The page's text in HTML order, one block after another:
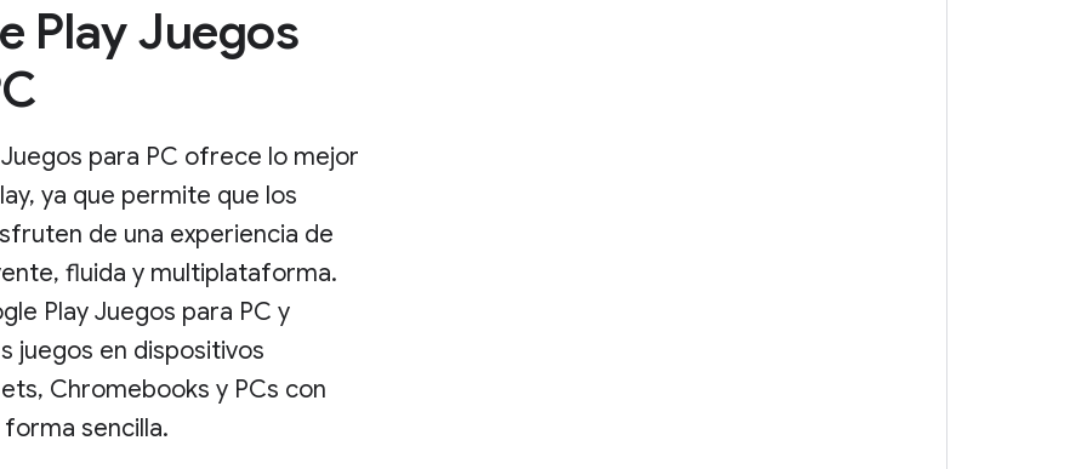
Play Juegos
para PC ofrece lo mejor
ya que permite que los
de una experiencia de
fluida y multiplataforma.
Play Juegos para PC y
juegos en dispositivos
Chromebooks y PCs con
sencilla.